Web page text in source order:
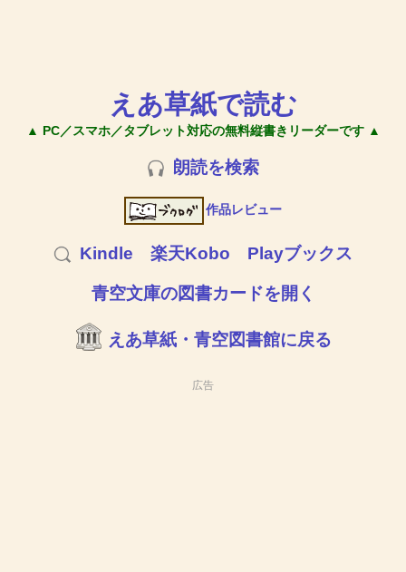
えあ草紙で読む
▲ PC／スマホ／タブレット対応の無料縦書きリーダーです ▲
朗読を検索
作品レビュー
Kindle 楽天Kobo Playブックス
青空文庫の図書カードを開く
えあ草紙・青空図書館に戻る
広告